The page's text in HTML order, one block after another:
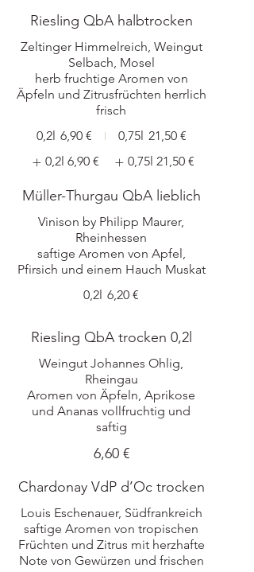
Riesling QbA halbtrocken
Zeltinger Himmelreich, Weingut
Selbach, Mosel
herb fruchtige Aromen von
Äpfeln und Zitrusfrüchten herrlich
frisch
0,2l 6,90 € 0,75l 21,50 €
0,2l 6,90 € 0,75l 21,50 €
Müller-Thurgau QbA lieblich
Vinison by Philipp Maurer,
Rheinhessen
saftige Aromen von Apfel,
Pfirsich und einem Hauch Muskat
0,2l 6,20 €
Riesling QbA trocken 0,2l
Weingut Johannes Ohlig,
Rheingau
Aromen von Äpfeln, Aprikose
und Ananas vollfruchtig und
saftig
6,60 €
Chardonay VdP d’Oc trocken
Louis Eschenauer, Südfrankreich
saftige Aromen von tropischen
Früchten und Zitrus mit herzhafte
Note von Gewürzen und frischen